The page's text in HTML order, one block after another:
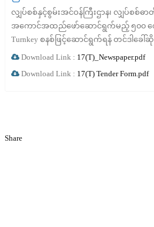
လျှပ်စစ်နှင့်စွမ်းအင်ဝန်ကြီးဌာန၊ လျှပ်စစ်ဓာ
အကောင်အထည်ဖော်ဆောင်ရွက်မည့် ၅၀၀ က
Turnkey စနစ်ဖြင့်ဆောင်ရွက်ရန် တင်ဒါခေ
Download Link : 17(T)_Newspaper.pdf
Download Link : 17(T) Tender Form.pdf
Share